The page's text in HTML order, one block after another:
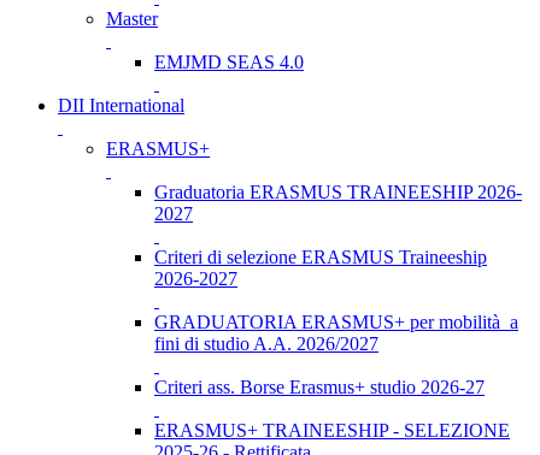
Master
EMJMD SEAS 4.0
DII International
ERASMUS+
Graduatoria ERASMUS TRAINEESHIP 2026-
2027
Criteri di selezione ERASMUS Traineeship
2026-2027
GRADUATORIA ERASMUS+ per mobilità a
fini di studio A.A. 2026/2027
Criteri ass. Borse Erasmus+ studio 2026-27
ERASMUS+ TRAINEESHIP - SELEZIONE